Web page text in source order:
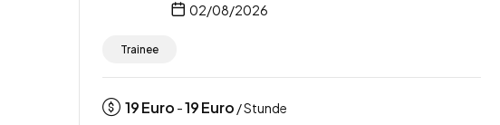
02/08/2026
Trainee
19Euro -19Euro / Stunde